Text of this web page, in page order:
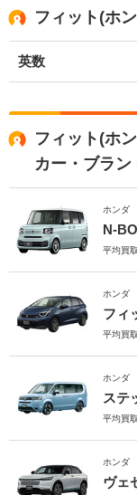
フィット(ホ
英数
フィット(ホ
カー・ブラ
ホンダ
N-
平均買
ホンダ
フィ
平均買
ホンダ
ステ
平均買
ホンダ
ヴェ